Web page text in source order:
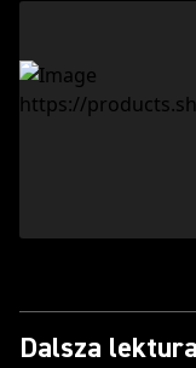
Dalsza lektura